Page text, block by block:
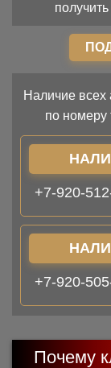
Наличие всех
по
+7-920-
+7-920-
Почему